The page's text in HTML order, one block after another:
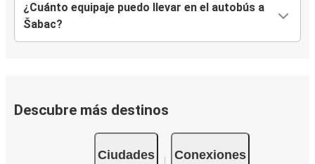
¿Cuánto equipaje puedo llevar en el autobús a
Šabac?
Descubre más destinos
Ciudades Conexiones